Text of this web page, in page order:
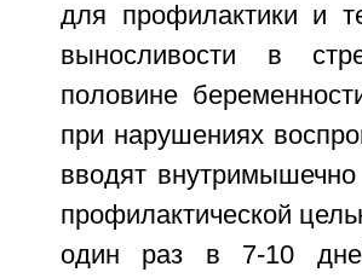
для профилактики и
выносливости в
половине
при нарушениях
вводят
профилактической
один раз в 7-10